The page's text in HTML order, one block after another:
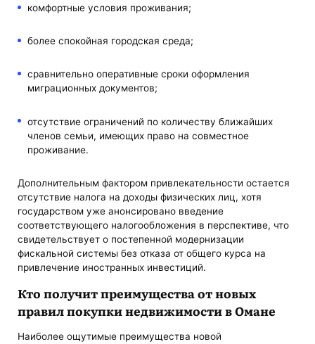
комфортные условия проживания;
более спокойная городская среда;
сравнительно оперативные сроки оформления
миграционных документов;
отсутствие ограничений по количеству ближайших
членов семьи, имеющих право на совместное
проживание.
Дополнительным фактором привлекательности остается
отсутствие налога на доходы физических лиц, хотя
государством уже анонсировано введение
соответствующего налогообложения в перспективе, что
свидетельствует о постепенной модернизации
фискальной системы без отказа от общего курса на
привлечение иностранных инвестиций.
Кто получит преимущества от новых
правил покупки недвижимости в Омане
Наиболее ощутимые преимущества новой